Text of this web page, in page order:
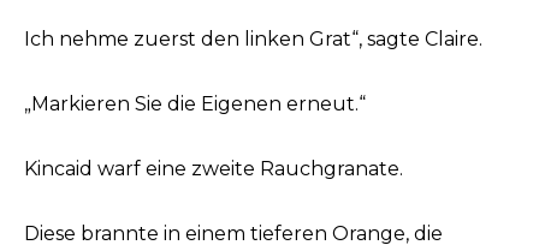
Ich nehme zuerst den linken Grat“, sagte Claire.
„Markieren Sie die Eigenen erneut.“
Kincaid warf eine zweite Rauchgranate.
Diese brannte in einem tieferen Orange, die